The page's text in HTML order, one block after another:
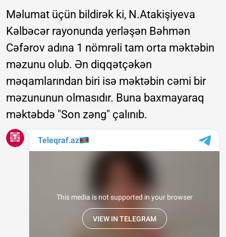
Məlumat üçün bildirək ki, N.Atakişiyeva
Kəlbəcər rayonunda yerləşən Bəhmən
Cəfərov adına 1 nömrəli tam orta məktəbin
məzunu olub. Ən diqqətçəkən
məqamlarından biri isə məktəbin cəmi bir
məzununun olmasıdır. Buna baxmayaraq
məktəbdə "Son zəng" çalınıb.